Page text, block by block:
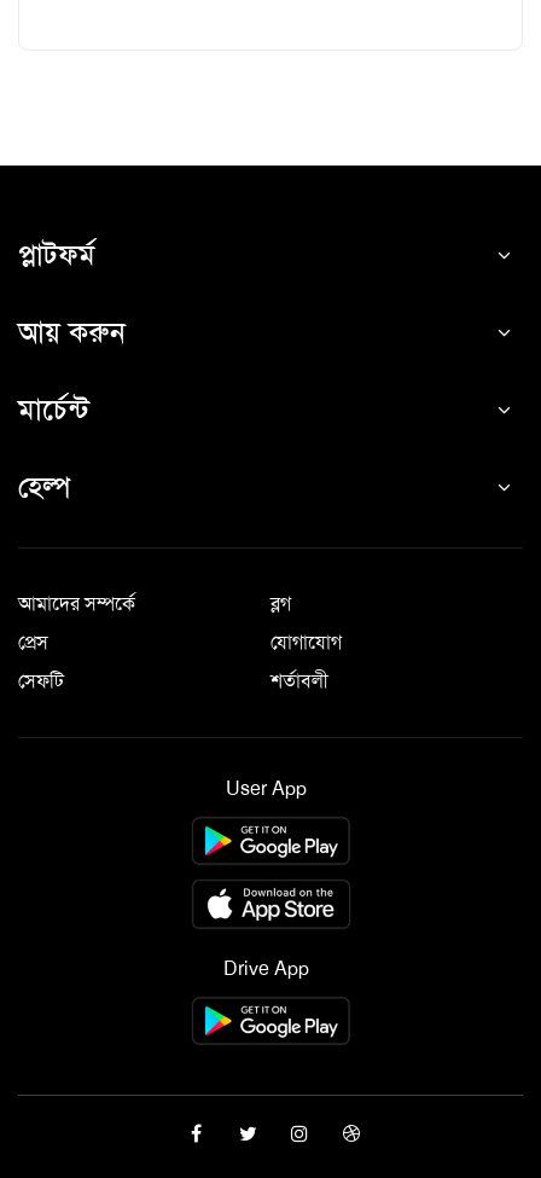
প্লাটফর্ম
আয় করুন
মার্চেন্ট
হেল্প
আমাদের সম্পর্কে
ব্লগ
প্রেস
যোগাযোগ
সেফটি
শর্তাবলী
User App
Drive App